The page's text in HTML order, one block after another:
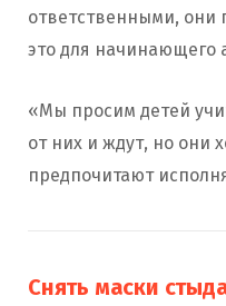
ответственными, они
это для начинающего
«Мы просим детей
от них и ждут, но они
предпочитают
Снять маски